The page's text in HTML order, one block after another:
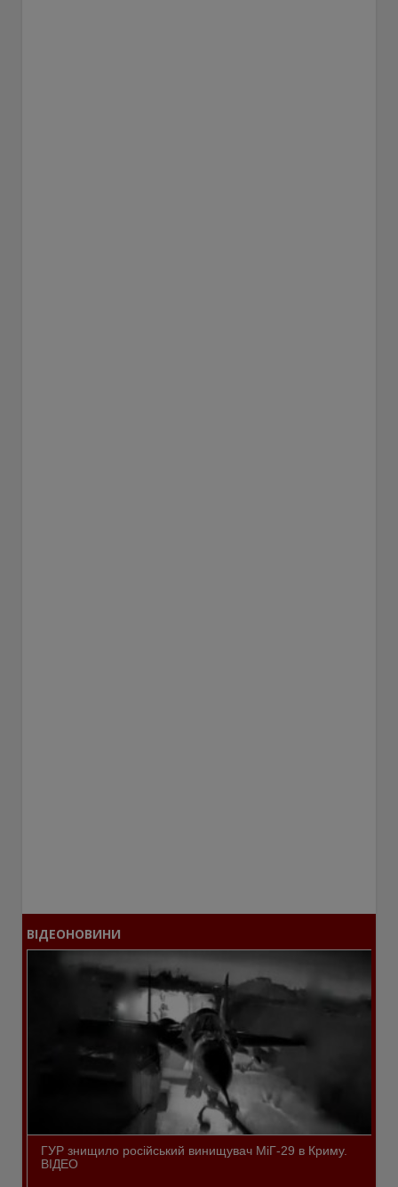
ВІДЕОНОВИНИ
ГУР знищило російський винищувач МіГ-29 в Криму.
ВІДЕО